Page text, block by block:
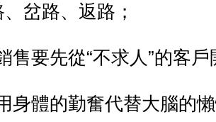
岔路、返路；
要先從“不求人”的客戶
體的勤奮代替大腦的